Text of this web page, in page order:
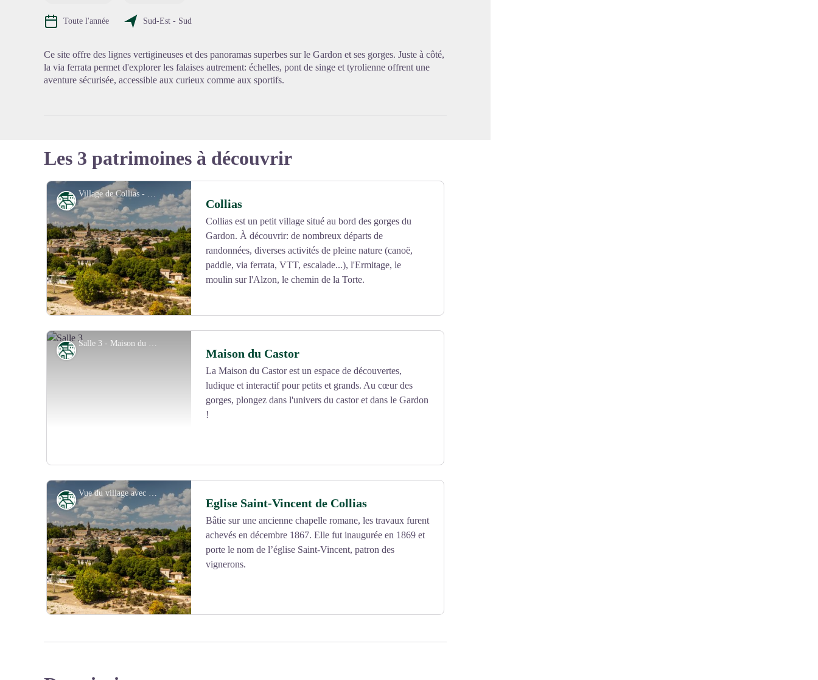
Toute l'année Sud-Est - Sud
Ce site offre des lignes vertigineuses et des panoramas superbes sur le Gardon et ses gorges. Juste à côté,
la via ferrata permet d'explorer les falaises autrement: échelles, pont de singe et tyrolienne offrent une
aventure sécurisée, accessible aux curieux comme aux sportifs.
Les 3 patrimoines à découvrir
Village de Collias - ©DPUPG_Aurelio RODRIGUEZ
Voir l'image en plein écran
Patrimoine Collias
Collias est un petit village situé au bord des gorges du
Gardon. À découvrir: de nombreux départs de
randonnées, diverses activités de pleine nature (canoë,
paddle, via ferrata, VTT, escalade...), l'Ermitage, le
moulin sur l'Alzon, le chemin de la Torte.
Salle 3 - Maison du Castor
Voir l'image en plein écran
Patrimoine Maison du Castor
La Maison du Castor est un espace de découvertes,
ludique et interactif pour petits et grands. Au cœur des
gorges, plongez dans l'univers du castor et dans le Gardon
!
Vue du village avec l'église St-Vincent - ©DPUPG_Aurelio RODRIGUEZ
Patrimoine Eglise Saint-Vincent de Collias
Bâtie sur une ancienne chapelle romane, les travaux furent
achevés en décembre 1867. Elle fut inaugurée en 1869 et
porte le nom de l’église Saint-Vincent, patron des
vignerons.